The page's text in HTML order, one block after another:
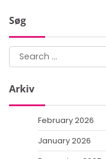
Søg
Search
for:
Arkiv
February 2026
January 2026